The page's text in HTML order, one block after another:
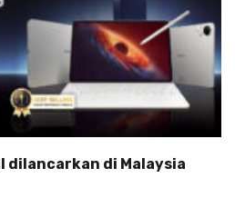
dilancarkan di Malaysia